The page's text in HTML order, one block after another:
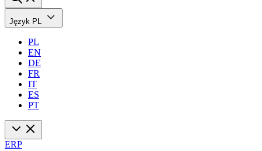
Język PL
PL
EN
DE
FR
IT
ES
PT
ERP